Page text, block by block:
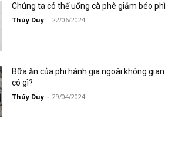
Chúng ta có thể uống cà phê giảm béo phì
Thúy Duy - 22/06/2024
Bữa ăn của phi hành gia ngoài không gian
có gì?
Thúy Duy - 29/04/2024